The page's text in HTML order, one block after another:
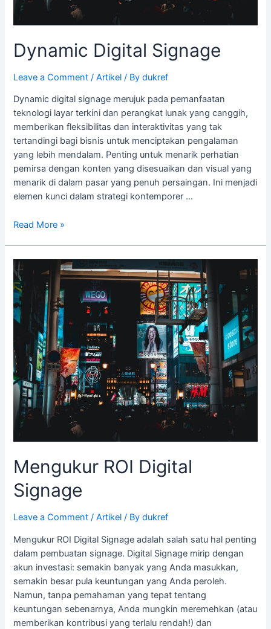
Dynamic Digital Signage
Leave a Comment /Artikel / Bydukref
Dynamic digital signage merujuk pada pemanfaatan
teknologi layar terkini dan perangkat lunak yang canggih,
memberikan fleksibilitas dan interaktivitas yang tak
tertandingi bagi bisnis untuk menciptakan pengalaman
yang lebih mendalam. Penting untuk menarik perhatian
pemirsa dengan konten yang disesuaikan dan visual yang
menarik di dalam pasar yang penuh persaingan. Ini menjadi
elemen kunci dalam strategi kontemporer …
Read More »
Mengukur ROI Digital
Signage
Leave a Comment /Artikel / Bydukref
Mengukur ROI Digital Signage adalah salah satu hal penting
dalam pembuatan signage. Digital Signage mirip dengan
akun investasi: semakin banyak yang Anda masukkan,
semakin besar pula keuntungan yang Anda peroleh.
Namun, tanpa pemahaman yang tepat tentang
keuntungan sebenarnya, Anda mungkin meremehkan (atau
memberikan kontribusi yang terlalu rendah!) dan
Mengukur
ROI
Digital
Signage